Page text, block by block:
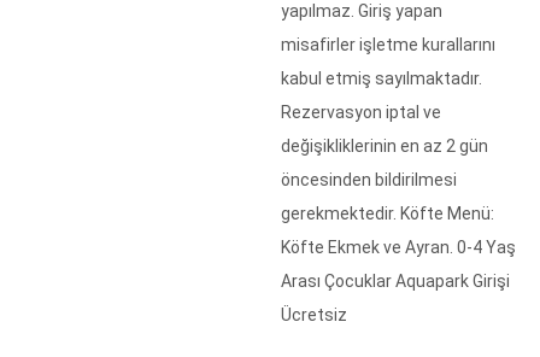
yapılmaz. Giriş yapan
misafirler işletme kurallarını
kabul etmiş sayılmaktadır.
Rezervasyon iptal ve
değişikliklerinin en az 2 gün
öncesinden bildirilmesi
gerekmektedir. Köfte Menü:
Köfte Ekmek ve Ayran. 0-4 Yaş
Arası Çocuklar Aquapark Girişi
Ücretsiz